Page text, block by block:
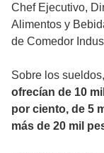
Chef Ejecutivo,
Alimentos y
de Comedor
Sobre los
ofrecían de 10
por ciento, de 5
más de 20 mil